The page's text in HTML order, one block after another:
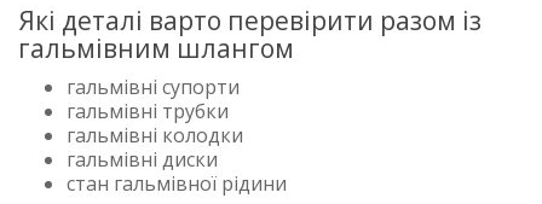
Які деталі варто перевірити разом із
гальмівним шлангом
гальмівні супорти
гальмівні трубки
гальмівні колодки
гальмівні диски
стан гальмівної рідини